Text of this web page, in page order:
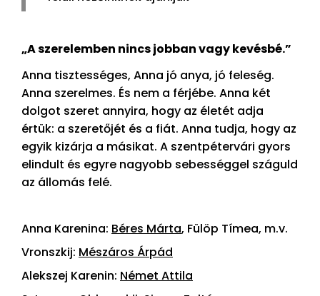
„A szerelemben nincs jobban vagy kevésbé.”
Anna tisztességes, Anna jó anya, jó feleség.
Anna szerelmes. És nem a férjébe. Anna két
dolgot szeret annyira, hogy az életét adja
értük: a szeretőjét és a fiát. Anna tudja, hogy az
egyik kizárja a másikat. A szentpétervári gyors
elindult és egyre nagyobb sebességgel száguld
az állomás felé.
Anna Karenina: Béres Márta, Fülöp Tímea, m.v.
Vronszkij: Mészáros Árpád
Alekszej Karenin: Német Attila